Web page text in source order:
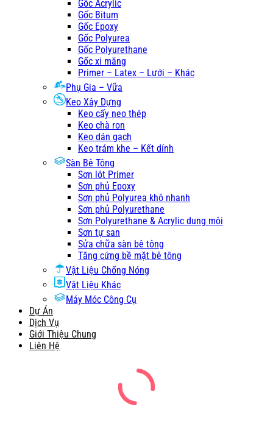
Gốc Acrylic
Gốc Bitum
Gốc Epoxy
Gốc Polyurea
Gốc Polyurethane
Gốc xi măng
Primer – Latex – Lưới – Khác
Phụ Gia – Vữa
Keo Xây Dựng
Keo cấy neo thép
Keo chà ron
Keo dán gạch
Keo trám khe – Kết dính
Sàn Bê Tông
Sơn lót Primer
Sơn phủ Epoxy
Sơn phủ Polyurea khô nhanh
Sơn phủ Polyurethane
Sơn Polyurethane & Acrylic dung môi
Sơn tự san
Sửa chữa sàn bê tông
Tăng cứng bề mặt bê tông
Vật Liệu Chống Nóng
Vật Liệu Khác
Máy Móc Công Cụ
Dự Án
Dịch Vụ
Giới Thiệu Chung
Liên Hệ